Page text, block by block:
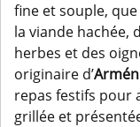
fine et souple,
la viande hachée,
herbes et des
originaire d’
repas festifs pour
grillée et